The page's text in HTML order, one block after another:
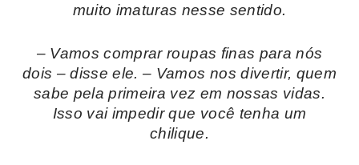
muito imaturas nesse sentido.
– Vamos comprar roupas finas para nós
dois – disse ele. – Vamos nos divertir, quem
sabe pela primeira vez em nossas vidas.
Isso vai impedir que você tenha um
chilique.